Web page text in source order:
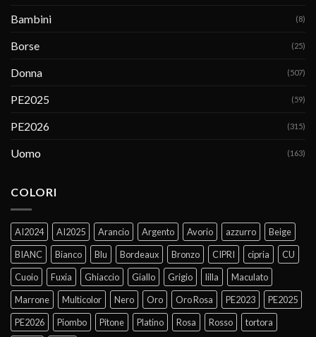
Bambini (8)
Borse (25)
Donna (507)
PE2025 (59)
PE2026 (315)
Uomo (163)
COLORI
AI2024 AI2025 Arancio Argento Avorio azzurro
Beige
BIANC
Bianco Blu Bordeaux Bronzo CIPRI cipria
CU
Cuoio
Fuxia Ghiaccio Giallo Grigio lilla
Maculato
Marrone
Multicolor Nero Oro Oro Rosa PE2023
PE2025
PE2026
Piombo Pitone Platino Rosa Rosso tortora